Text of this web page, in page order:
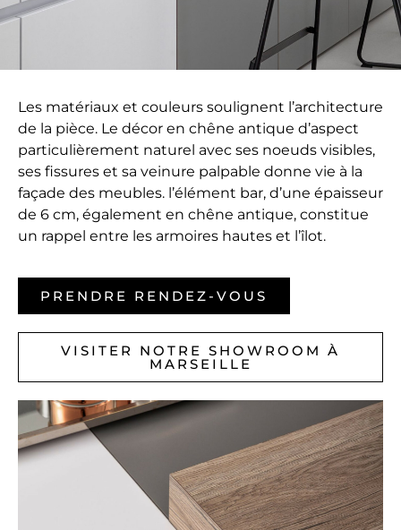
Les matériaux et couleurs soulignent l’architecture
de la pièce. Le décor en chêne antique d’aspect
particulièrement naturel avec ses noeuds visibles,
ses fissures et sa veinure palpable donne vie à la
façade des meubles. l’élément bar, d’une épaisseur
de 6 cm, également en chêne antique, constitue
un rappel entre les armoires hautes et l’îlot.
PRENDRE RENDEZ-VOUS
VISITER NOTRE SHOWROOM À
MARSEILLE